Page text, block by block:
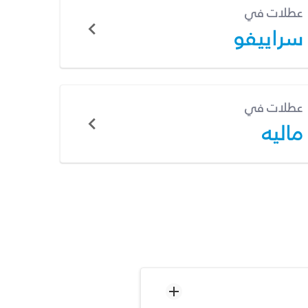
عطلات في
سراييفو
عطلات في
ماليه